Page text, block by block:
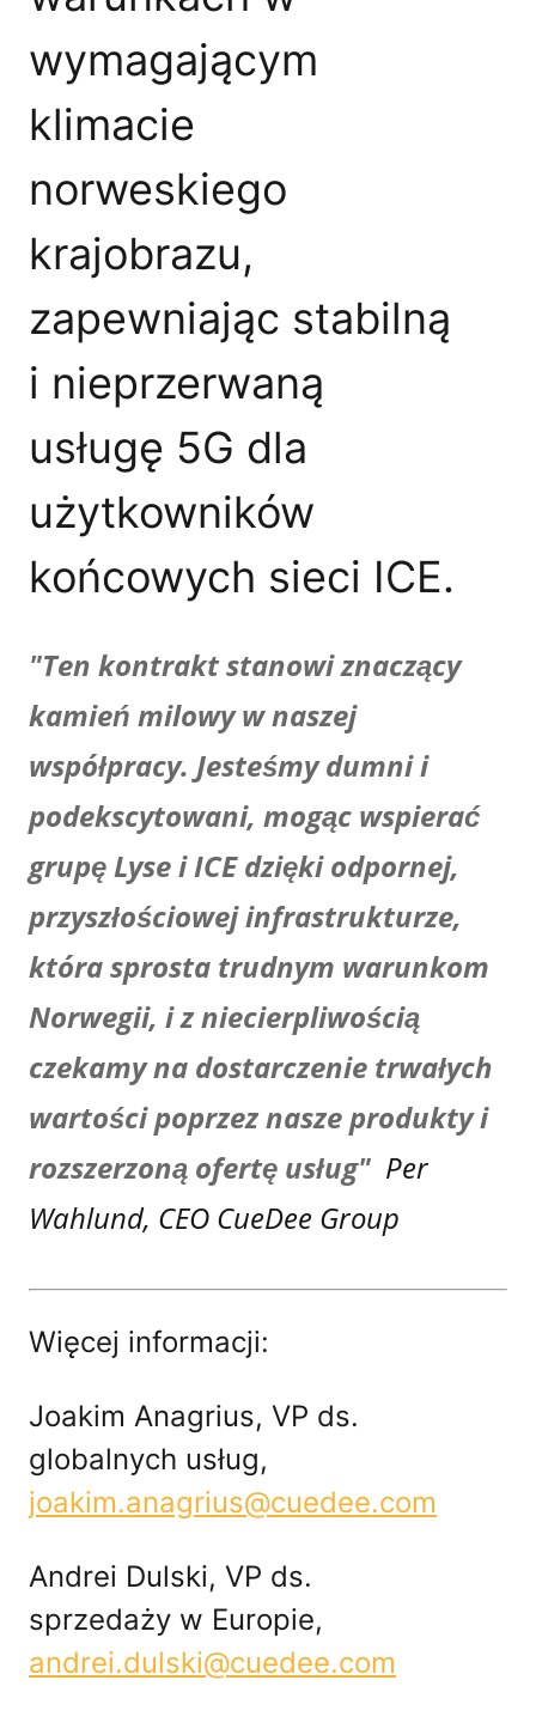
wymagającym
klimacie
norweskiego
krajobrazu,
zapewniając stabilną
i nieprzerwaną
usługę 5G dla
użytkowników
końcowych sieci ICE.
"Ten kontrakt stanowi znaczący
kamień milowy w naszej
współpracy. Jesteśmy dumni i
podekscytowani, mogąc wspierać
grupę Lyse i ICE dzięki odpornej,
przyszłościowej infrastrukturze,
która sprosta trudnym warunkom
Norwegii, i z niecierpliwością
czekamy na dostarczenie trwałych
wartości poprzez nasze produkty i
rozszerzoną ofertę usług" Per
Wahlund, CEO CueDee Group
Więcej informacji:
Joakim Anagrius, VP ds.
globalnych usług,
joakim.anagrius@cuedee.com
Andrei Dulski, VP ds.
sprzedaży w Europie,
andrei.dulski@cuedee.com